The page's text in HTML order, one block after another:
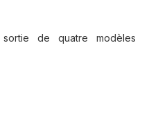
de quatre modèles